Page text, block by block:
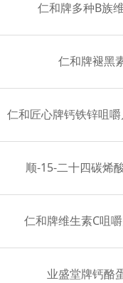
仁和牌多种B族
仁和牌褪黑
仁和匠心牌钙铁锌咀
顺-15-二十四碳烯
仁和牌维生素C咀
业盛堂牌钙酪